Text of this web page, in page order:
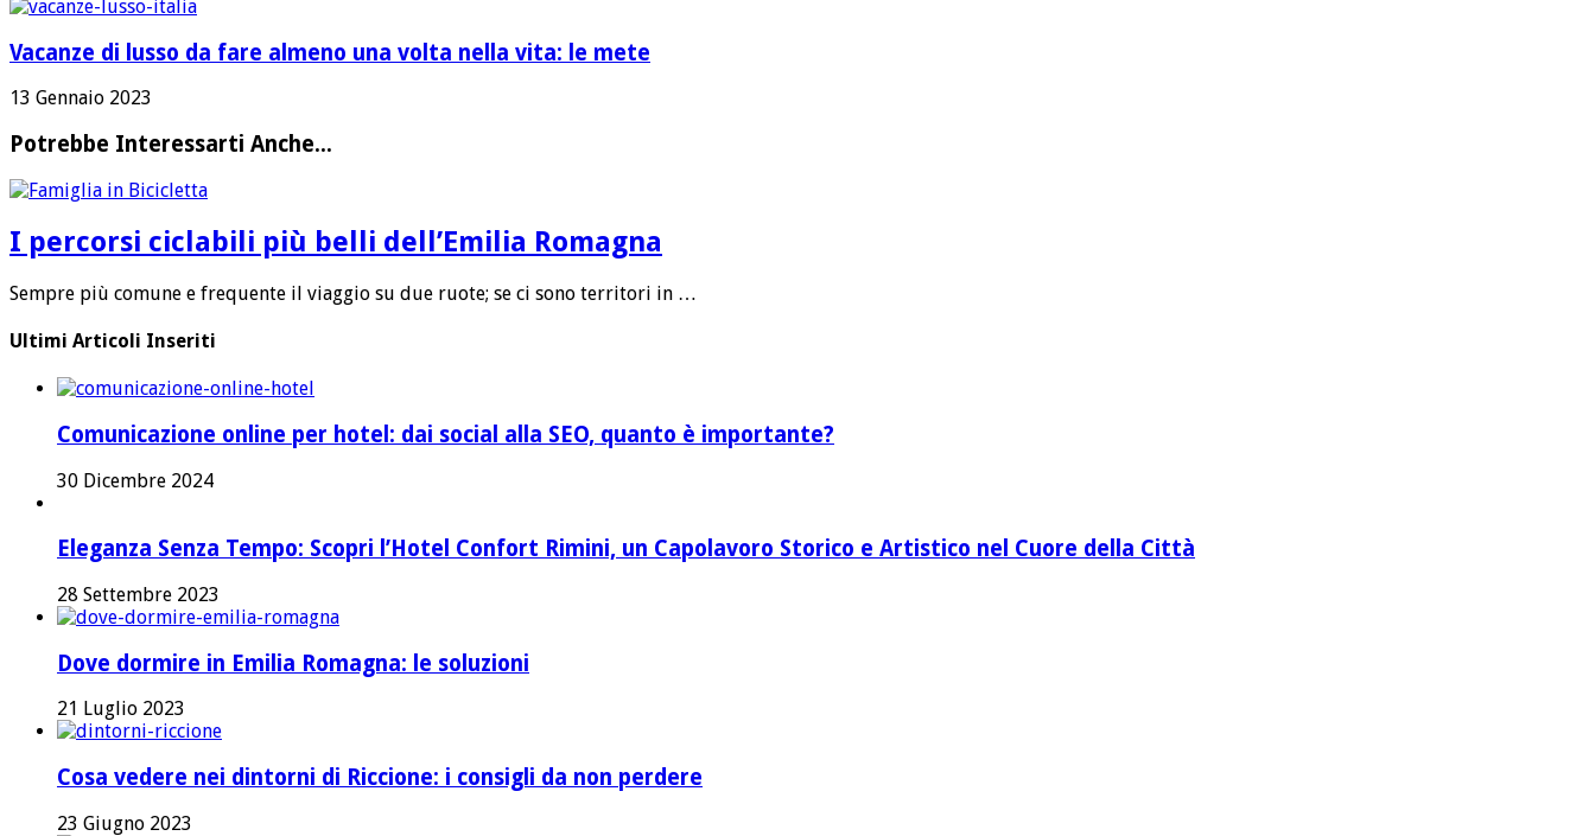
Vacanze di lusso da fare almeno una volta nella vita: le mete
13 Gennaio 2023
Potrebbe Interessarti Anche...
I percorsi ciclabili più belli dell’Emilia Romagna
Sempre più comune e frequente il viaggio su due ruote; se ci sono territori in …
Ultimi Articoli Inseriti
Comunicazione online per hotel: dai social alla SEO, quanto è importante?
30 Dicembre 2024
Eleganza Senza Tempo: Scopri l’Hotel Confort Rimini, un Capolavoro Storico e Artistico nel Cuore della Città
28 Settembre 2023
Dove dormire in Emilia Romagna: le soluzioni
21 Luglio 2023
Cosa vedere nei dintorni di Riccione: i consigli da non perdere
23 Giugno 2023